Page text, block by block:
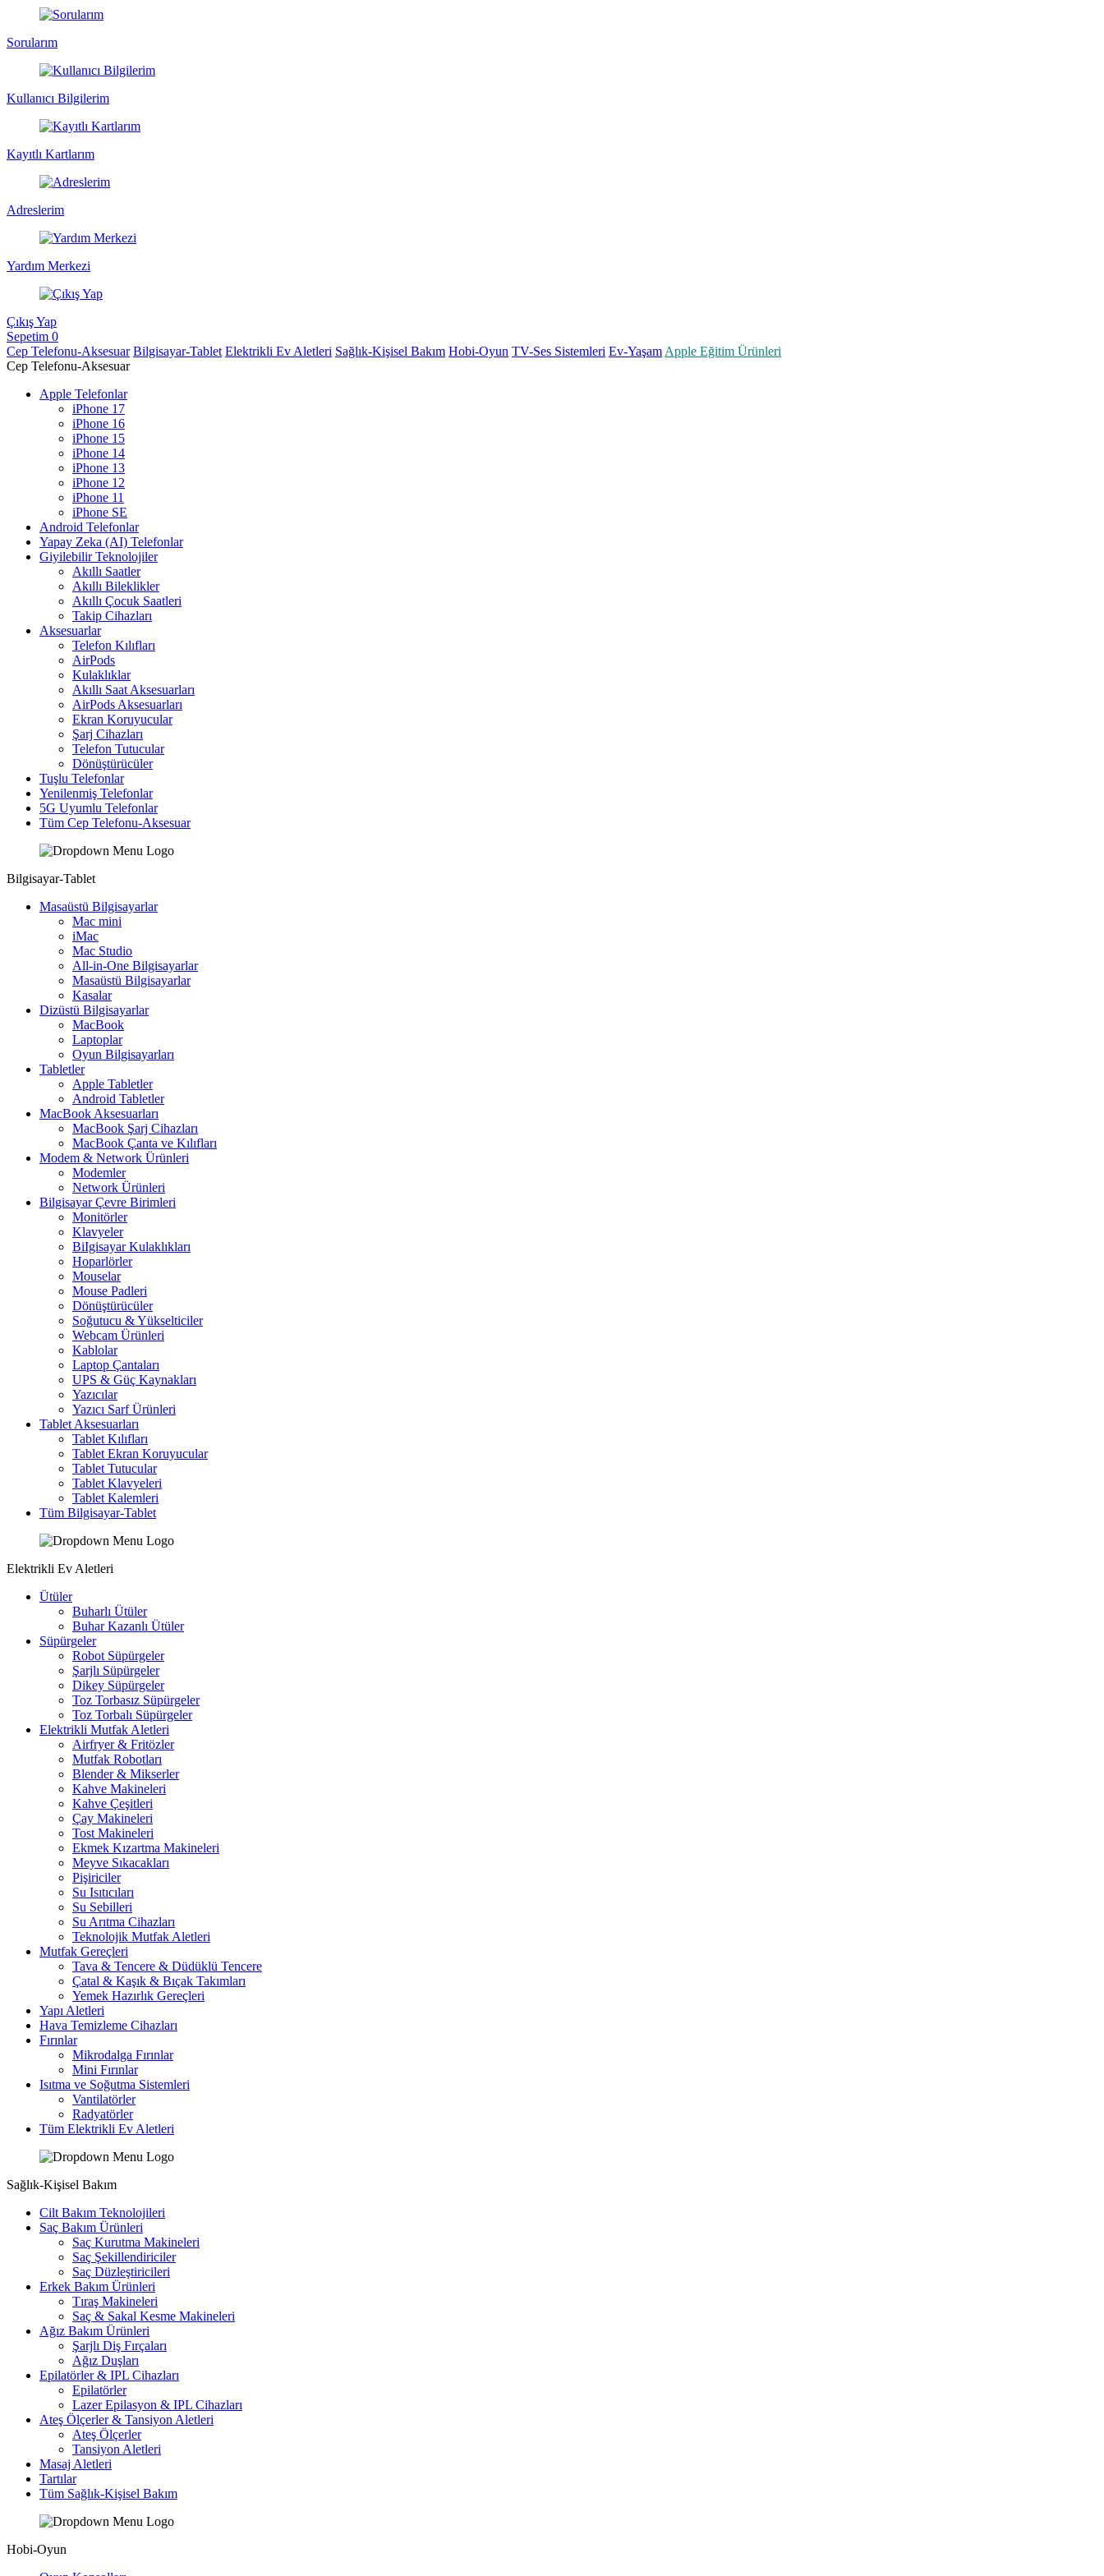
Sorularım
Kullanıcı Bilgilerim
Kayıtlı Kartlarım
Adreslerim
Yardım Merkezi
Çıkış Yap
Sepetim 0
Cep Telefonu-Aksesuar Bilgisayar-Tablet Elektrikli Ev Aletleri Sağlık-Kişisel Bakım Hobi-Oyun TV-Ses Sistemleri Ev-Yaşam Apple Eğitim Ürünleri
Cep Telefonu-Aksesuar
Apple Telefonlar
iPhone 17
iPhone 16
iPhone 15
iPhone 14
iPhone 13
iPhone 12
iPhone 11
iPhone SE
Android Telefonlar
Yapay Zeka (AI) Telefonlar
Giyilebilir Teknolojiler
Akıllı Saatler
Akıllı Bileklikler
Akıllı Çocuk Saatleri
Takip Cihazları
Aksesuarlar
Telefon Kılıfları
AirPods
Kulaklıklar
Akıllı Saat Aksesuarları
AirPods Aksesuarları
Ekran Koruyucular
Şarj Cihazları
Telefon Tutucular
Dönüştürücüler
Tuşlu Telefonlar
Yenilenmiş Telefonlar
5G Uyumlu Telefonlar
Tüm Cep Telefonu-Aksesuar
Bilgisayar-Tablet
Masaüstü Bilgisayarlar
Mac mini
iMac
Mac Studio
All-in-One Bilgisayarlar
Masaüstü Bilgisayarlar
Kasalar
Dizüstü Bilgisayarlar
MacBook
Laptoplar
Oyun Bilgisayarları
Tabletler
Apple Tabletler
Android Tabletler
MacBook Aksesuarları
MacBook Şarj Cihazları
MacBook Çanta ve Kılıfları
Modem & Network Ürünleri
Modemler
Network Ürünleri
Bilgisayar Çevre Birimleri
Monitörler
Klavyeler
BiIgisayar Kulaklıkları
Hoparlörler
Mouselar
Mouse Padleri
Dönüştürücüler
Soğutucu & Yükselticiler
Webcam Ürünleri
Kablolar
Laptop Çantaları
UPS & Güç Kaynakları
Yazıcılar
Yazıcı Sarf Ürünleri
Tablet Aksesuarları
Tablet Kılıfları
Tablet Ekran Koruyucular
Tablet Tutucular
Tablet Klavyeleri
Tablet Kalemleri
Tüm Bilgisayar-Tablet
Elektrikli Ev Aletleri
Ütüler
Buharlı Ütüler
Buhar Kazanlı Ütüler
Süpürgeler
Robot Süpürgeler
Şarjlı Süpürgeler
Dikey Süpürgeler
Toz Torbasız Süpürgeler
Toz Torbalı Süpürgeler
Elektrikli Mutfak Aletleri
Airfryer & Fritözler
Mutfak Robotları
Blender & Mikserler
Kahve Makineleri
Kahve Çeşitleri
Çay Makineleri
Tost Makineleri
Ekmek Kızartma Makineleri
Meyve Sıkacakları
Pişiriciler
Su Isıtıcıları
Su Sebilleri
Su Arıtma Cihazları
Teknolojik Mutfak Aletleri
Mutfak Gereçleri
Tava & Tencere & Düdüklü Tencere
Çatal & Kaşık & Bıçak Takımları
Yemek Hazırlık Gereçleri
Yapı Aletleri
Hava Temizleme Cihazları
Fırınlar
Mikrodalga Fırınlar
Mini Fırınlar
Isıtma ve Soğutma Sistemleri
Vantilatörler
Radyatörler
Tüm Elektrikli Ev Aletleri
Sağlık-Kişisel Bakım
Cilt Bakım Teknolojileri
Saç Bakım Ürünleri
Saç Kurutma Makineleri
Saç Şekillendiriciler
Saç Düzleştiricileri
Erkek Bakım Ürünleri
Tıraş Makineleri
Saç & Sakal Kesme Makineleri
Ağız Bakım Ürünleri
Şarjlı Diş Fırçaları
Ağız Duşları
Epilatörler & IPL Cihazları
Epilatörler
Lazer Epilasyon & IPL Cihazları
Ateş Ölçerler & Tansiyon Aletleri
Ateş Ölçerler
Tansiyon Aletleri
Masaj Aletleri
Tartılar
Tüm Sağlık-Kişisel Bakım
Hobi-Oyun